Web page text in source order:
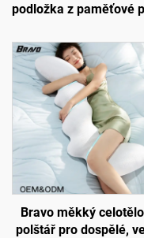
podložka z paměťové
polštářková podložka
kanceláře a auta,
podložka B2
Bravo měkký
polštář pro dospělé,